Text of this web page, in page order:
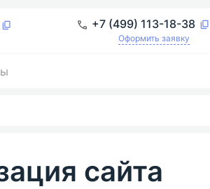
+7 (499) 113-18-38
Оформить заявку
сайта